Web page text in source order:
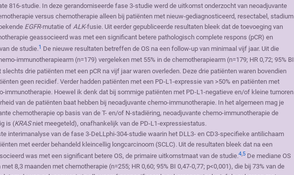
816-studie. In deze gerandomiseerde fase 3-studie werd de uitkomst onderzocht van neoadjuvante
versus chemotherapie alleen bij patiënten met nieuw-gediagnosticeerd, resectabel, stadium
EGFR-mutatie of ALK-fusie. Uit eerder gepubliceerde resultaten bleek dat de toevoeging van
geassocieerd was met een significant betere pathologisch complete respons (pCR) en
de studie.1 De nieuwe resultaten betreffen de OS na een follow-up van minimaal vijf jaar. Uit die
immunotherapiearm (n=179) vergeleken met 55% in de chemotherapiearm (n=179; HR 0,72; 95% BI
drie patiënten met een pCR na vijf jaar waren overleden. Deze drie patiënten waren bovendien
geen recidief. Verder hadden patiënten met een PD-L1-expressie van >50% en patiënten met
immunotherapie. Hoewel ik denk dat bij sommige patiënten met PD-L1-negatieve en/of kleine tumoren
van de patiënten baat hebben bij neoadjuvante chemo-immunotherapie. In het algemeen mag je
chemotherapie op basis van de T- en/of N-stadiëring, neoadjuvante chemo-immunotherapie de
is (KRASniet meegeteld), onafhankelijk van de PD-L1-expressiestatus.
interimanalyse van de fase 3-DeLLphi-304-studie waarin het DLL3- en CD3-specifieke antilichaam
met eerder behandeld kleincellig longcarcinoom (SCLC). Uit de resultaten bleek dat na een
was met een significant betere OS, de primaire uitkomstmaat van de studie.4,5 De mediane OS
8,3 maanden met chemotherapie (n=255; HR 0,60; 95% BI 0,47-0,77; p<0,001), die bij 73% van de